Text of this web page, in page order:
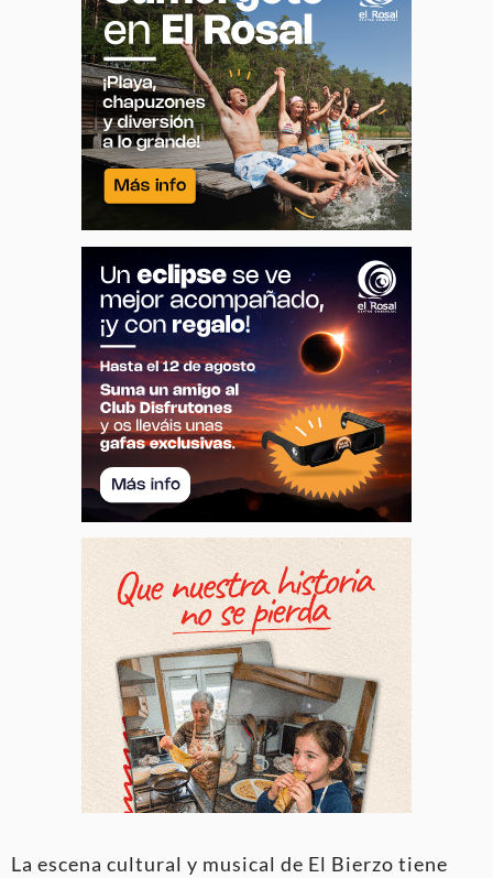
La escena cultural y musical de El Bierzo tiene